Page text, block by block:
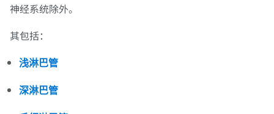
神经系统除外。
其包括：
浅淋巴管
深淋巴管